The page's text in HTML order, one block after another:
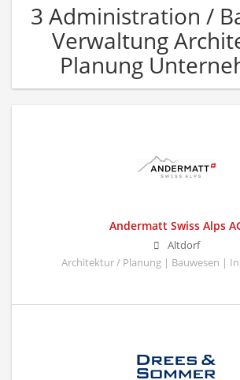
3 Administration /
Verwaltung
Planung
Andermatt Swiss Alps
Altdorf
Architektur / Planung | Bauwesen |